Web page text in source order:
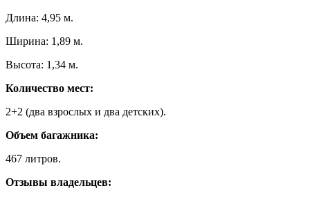
Длина: 4,95 м.
Ширина: 1,89 м.
Высота: 1,34 м.
Количество мест:
2+2 (два взрослых и два детских).
Объем багажника:
467 литров.
Отзывы владельцев: